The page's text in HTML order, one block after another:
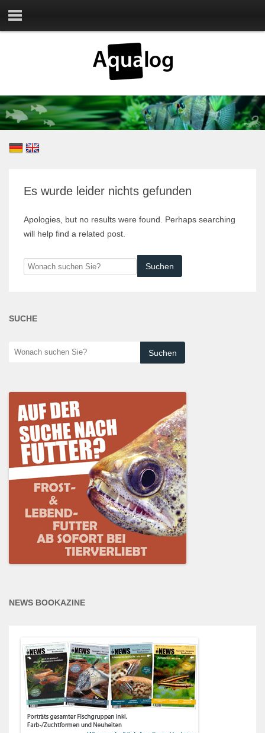
Es wurde leider nichts gefunden
Apologies, but no results were found. Perhaps searching
will help find a related post.
Wonach
suchen
SUCHE
Wonach
NEWS BOOKAZINE